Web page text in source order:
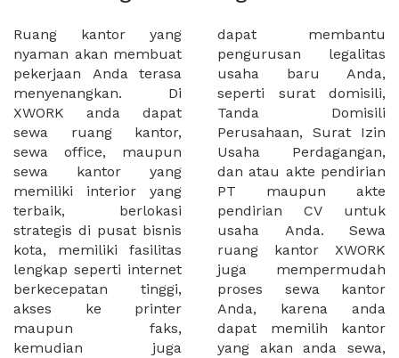
Ruang kantor yang
nyaman akan membuat
pekerjaan Anda terasa
menyenangkan. Di
XWORK anda dapat
sewa ruang kantor,
sewa office, maupun
sewa kantor yang
memiliki interior yang
terbaik, berlokasi
strategis di pusat bisnis
kota, memiliki fasilitas
lengkap seperti internet
berkecepatan tinggi,
akses ke printer
maupun faks,
kemudian juga
dapat membantu
pengurusan legalitas
usaha baru Anda,
seperti surat domisili,
Tanda Domisili
Perusahaan, Surat Izin
Usaha Perdagangan,
dan atau akte pendirian
PT maupun akte
pendirian CV untuk
usaha Anda. Sewa
ruang kantor XWORK
juga mempermudah
proses sewa kantor
Anda, karena anda
dapat memilih kantor
yang akan anda sewa,